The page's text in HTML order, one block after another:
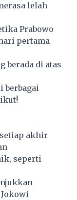
lelah
Prabowo
pertama
berada di atas
berbagai
akhir
seperti